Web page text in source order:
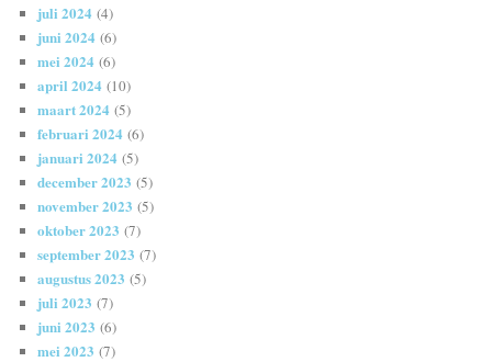
juli 2024 (4)
juni 2024 (6)
mei 2024 (6)
april 2024 (10)
maart 2024 (5)
februari 2024 (6)
januari 2024 (5)
december 2023 (5)
november 2023 (5)
oktober 2023 (7)
september 2023 (7)
augustus 2023 (5)
juli 2023 (7)
juni 2023 (6)
mei 2023 (7)